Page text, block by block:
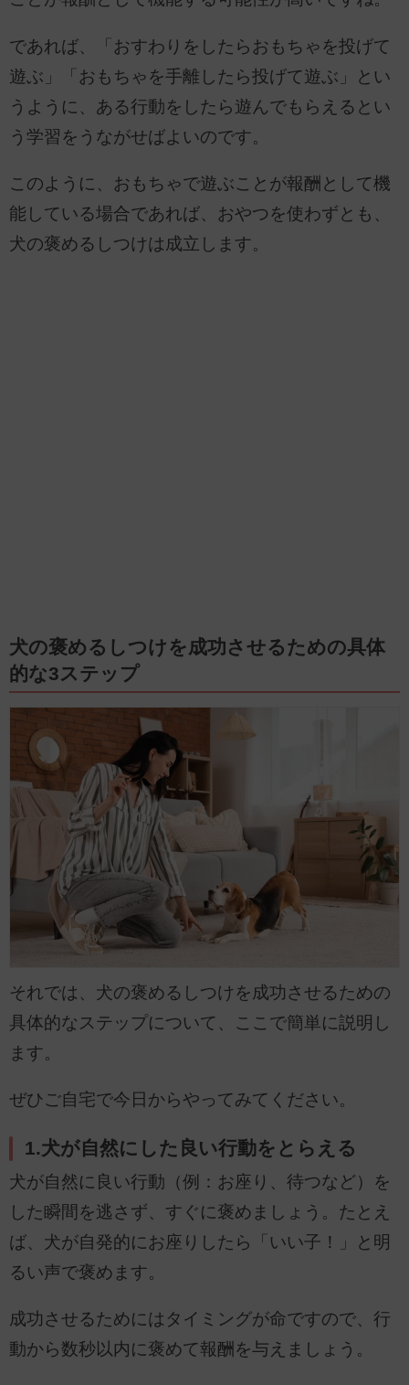
であれば、「おすわりをしたらおもちゃを投げて
遊ぶ」「おもちゃを手離したら投げて遊ぶ」とい
うように、ある行動をしたら遊んでもらえるとい
う学習をうながせばよいのです。
このように、おもちゃで遊ぶことが報酬として機
能している場合であれば、おやつを使わずとも、
犬の褒めるしつけは成立します。
犬の褒めるしつけを成功させるための具体
的な3ステップ
それでは、犬の褒めるしつけを成功させるための
具体的なステップについて、ここで簡単に説明し
ます。
ぜひご自宅で今日からやってみてください。
1.犬が自然にした良い行動をとらえる
犬が自然に良い行動（例：お座り、待つなど）を
した瞬間を逃さず、すぐに褒めましょう。たとえ
ば、犬が自発的にお座りしたら「いい子！」と明
るい声で褒めます。
成功させるためにはタイミングが命ですので、行
動から数秒以内に褒めて報酬を与えましょう。